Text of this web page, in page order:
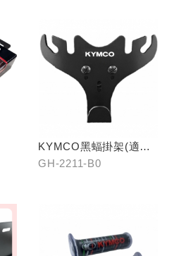
KYMCO黑蝠掛架(適用
原車可收折掛
GH-2211-B0